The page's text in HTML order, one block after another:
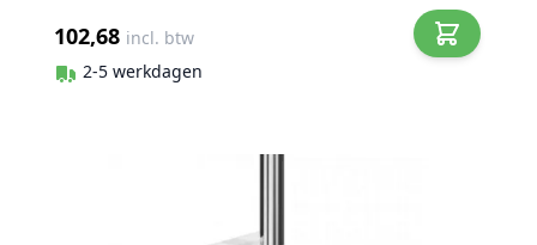
102,68 incl. btw
2-5 werkdagen